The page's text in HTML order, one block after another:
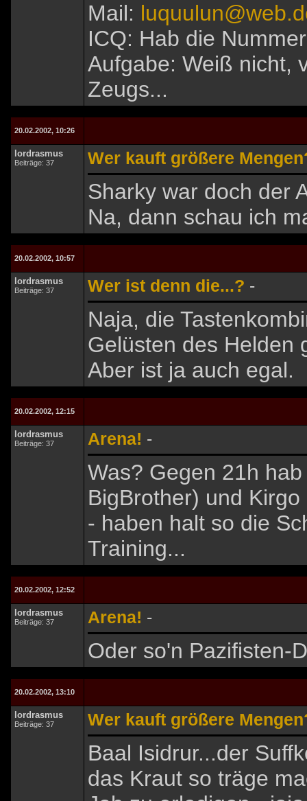
Mail:
ICQ: Hab die
Aufgabe: Weiß nicht,
Zeugs...
20.02.2002, 10:26
lordrasmus
Beiträge: 37 Wer kauft größere
Sharky war doch der
Na, dann schau ich
20.02.2002, 10:57
lordrasmus
Beiträge: 37 Wer ist denn die...? -
Naja, die
Gelüsten des Helden
Aber ist ja auch egal.
20.02.2002, 12:15
lordrasmus
Beiträge: 37 Arena! -
Was? Gegen 21h
BigBrother) und
- haben halt so die
Training...
20.02.2002, 12:52
lordrasmus
Beiträge: 37 Arena! -
Oder so'n Pazifisten-
20.02.2002, 13:10
lordrasmus
Beiträge: 37 Wer kauft größere
Baal Isidrur...der
das Kraut so träge